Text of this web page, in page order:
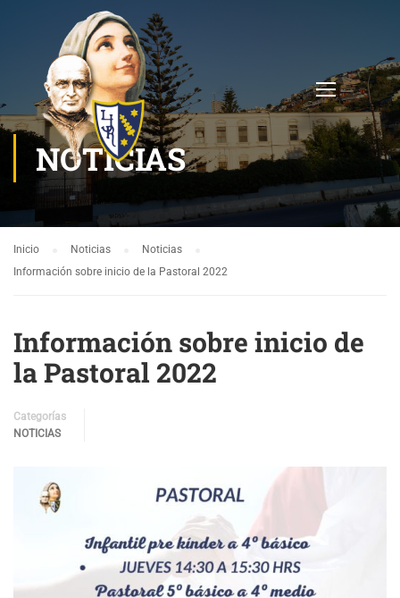
NOTICIAS
Inicio Noticias
Noticias
Información sobre inicio de la Pastoral 2022
Información sobre inicio de
la Pastoral 2022
Categorías
NOTICIAS